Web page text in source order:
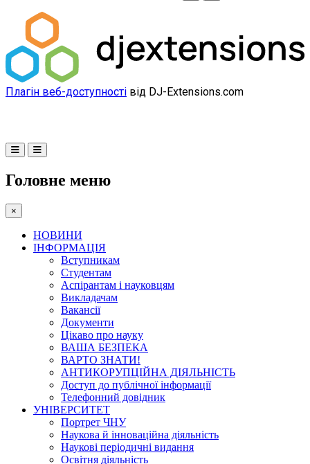
Плагін веб-доступності від DJ-Extensions.com
Головне меню
×
НОВИНИ
ІНФОРМАЦІЯ
Вступникам
Студентам
Аспірантам і науковцям
Викладачам
Вакансії
Документи
Цікаво про науку
ВАША БЕЗПЕКА
ВАРТО ЗНАТИ!
АНТИКОРУПЦІЙНА ДІЯЛЬНІСТЬ
Доступ до публічної інформації
Телефонний довідник
УНІВЕРСИТЕТ
Портрет ЧНУ
Наукова й інноваційна діяльність
Наукові періодичні видання
Освітня діяльність